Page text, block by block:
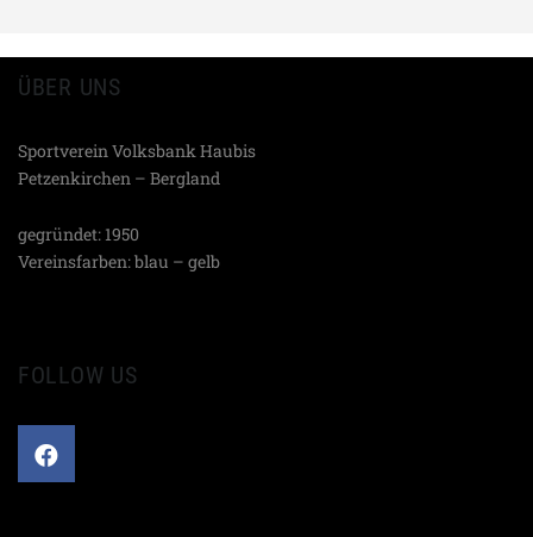
ÜBER UNS
Sportverein Volksbank Haubis
Petzenkirchen – Bergland
gegründet: 1950
Vereinsfarben: blau – gelb
FOLLOW US